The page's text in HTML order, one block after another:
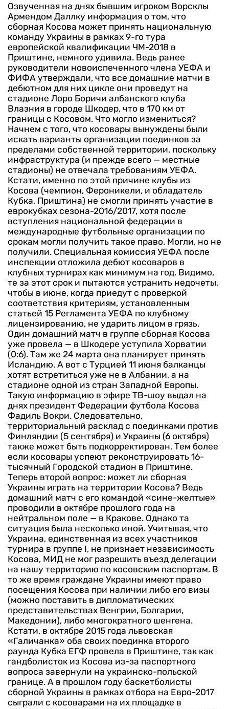
Озвученная на днях бывшим игроком Ворсклы
Армендом Даллку информация о том, что
сборная Косова может принять национальную
команду Украины в рамках 9-го тура
европейской квалификации ЧМ-2018 в
Приштине, немного удивила. Ведь ранее
руководители новоиспеченного члена УЕФА и
ФИФА утверждали, что все домашние матчи в
дебютном для них цикле они проведут на
стадионе Лоро Боричи албанского клуба
Влазния в городе Шкодер, что в 170 км от
границы с Косовом. Что могло измениться?
Начнем с того, что косовары вынуждены были
искать варианты организации поединков за
пределами собственной территории, поскольку
инфраструктура (и прежде всего — местные
стадионы) не отвечала требованиям УЕФА.
Кстати, именно по этой причине клубы из
Косова (чемпион, Фероникели, и обладатель
Кубка, Приштина) не смогли принять участие в
еврокубках сезона-2016/2017, хотя после
вступления национальной федерации в
международные футбольные организации по
срокам могли получить такое право. Могли, но не
получили. Специальная комиссия УЕФА после
инспекции отложила дебют косоваров в
клубных турнирах как минимум на год. Видимо,
те за этот срок и пытаются устранить недочеты,
чтобы в июне, когда приедут с проверкой
соответствия критериям, установленным
статьей 15 Регламента УЕФА по клубному
лицензированию, не ударить лицом в грязь.
Один домашний матч в группе сборная Косова
уже провела — в Шкодере уступила Хорватии
(0:6). Там же 24 марта она планирует принять
Исландию. А вот с Турцией 11 июня балканцы
хотят встретиться уже не в Албании, а на
стадионе одной из стран Западной Европы.
Такую информацию в эфире ТВ-шоу выдал на
днях президент Федерации футбола Косова
Фадиль Вокри. Следовательно,
территориальный расклад с поединками против
Финляндии (5 сентября) и Украины (6 октября)
также может быть подкорректирован. Тем более
если косовары успеют реконструировать 16-
тысячный Городской стадион в Приштине.
Теперь второй вопрос: может ли сборная
Украины играть на территории Косова? Ведь
домашний матч с его командой «сине-желтые»
проводили в октябре прошлого года на
нейтральном поле — в Кракове. Однако та
ситуация была несколько иной. Учитывая, что
Украина, единственная из всех участников
турнира в группе I, не признает независимость
Косова, МИД не мог разрешить въезд делегации
на нашу территорию по косовским паспортам. В
то же время граждане Украины имеют право
посещения Косова при наличии либо его визы
(можно поставить в дипломатических
представительствах Венгрии, Болгарии,
Македонии), либо многократного шенгена.
Кстати, в октябре 2015 года львовская
«Галичанка» оба своих поединка второго
раунда Кубка ЕГФ провела в Приштине, так как
гандболисток из Косова из-за паспортного
вопроса завернули на украинско-польской
границе. А в прошлом году баскетболисты
сборной Украины в рамках отбора на Евро-2017
сыграли с косоварами на их площадке в